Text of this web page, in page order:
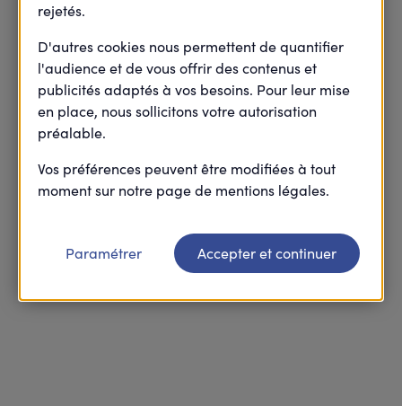
13
Novembre
2024
rejetés.
D'autres cookies nous permettent de quantifier
l'audience et de vous offrir des contenus et
publicités adaptés à vos besoins. Pour leur mise
en place, nous sollicitons votre autorisation
préalable.
Vos préférences peuvent être modifiées à tout
moment sur notre page de mentions légales.
Paramétrer Accepter et continuer